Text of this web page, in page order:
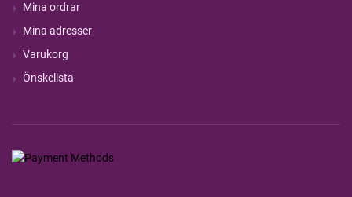
Mina ordrar
Mina adresser
Varukorg
Önskelista